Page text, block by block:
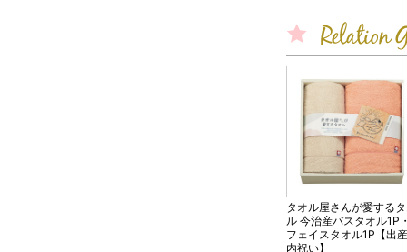
タオル屋さんが愛する
ル 今治産バスタオル1P
フェイスタオル1P【出
内祝い】